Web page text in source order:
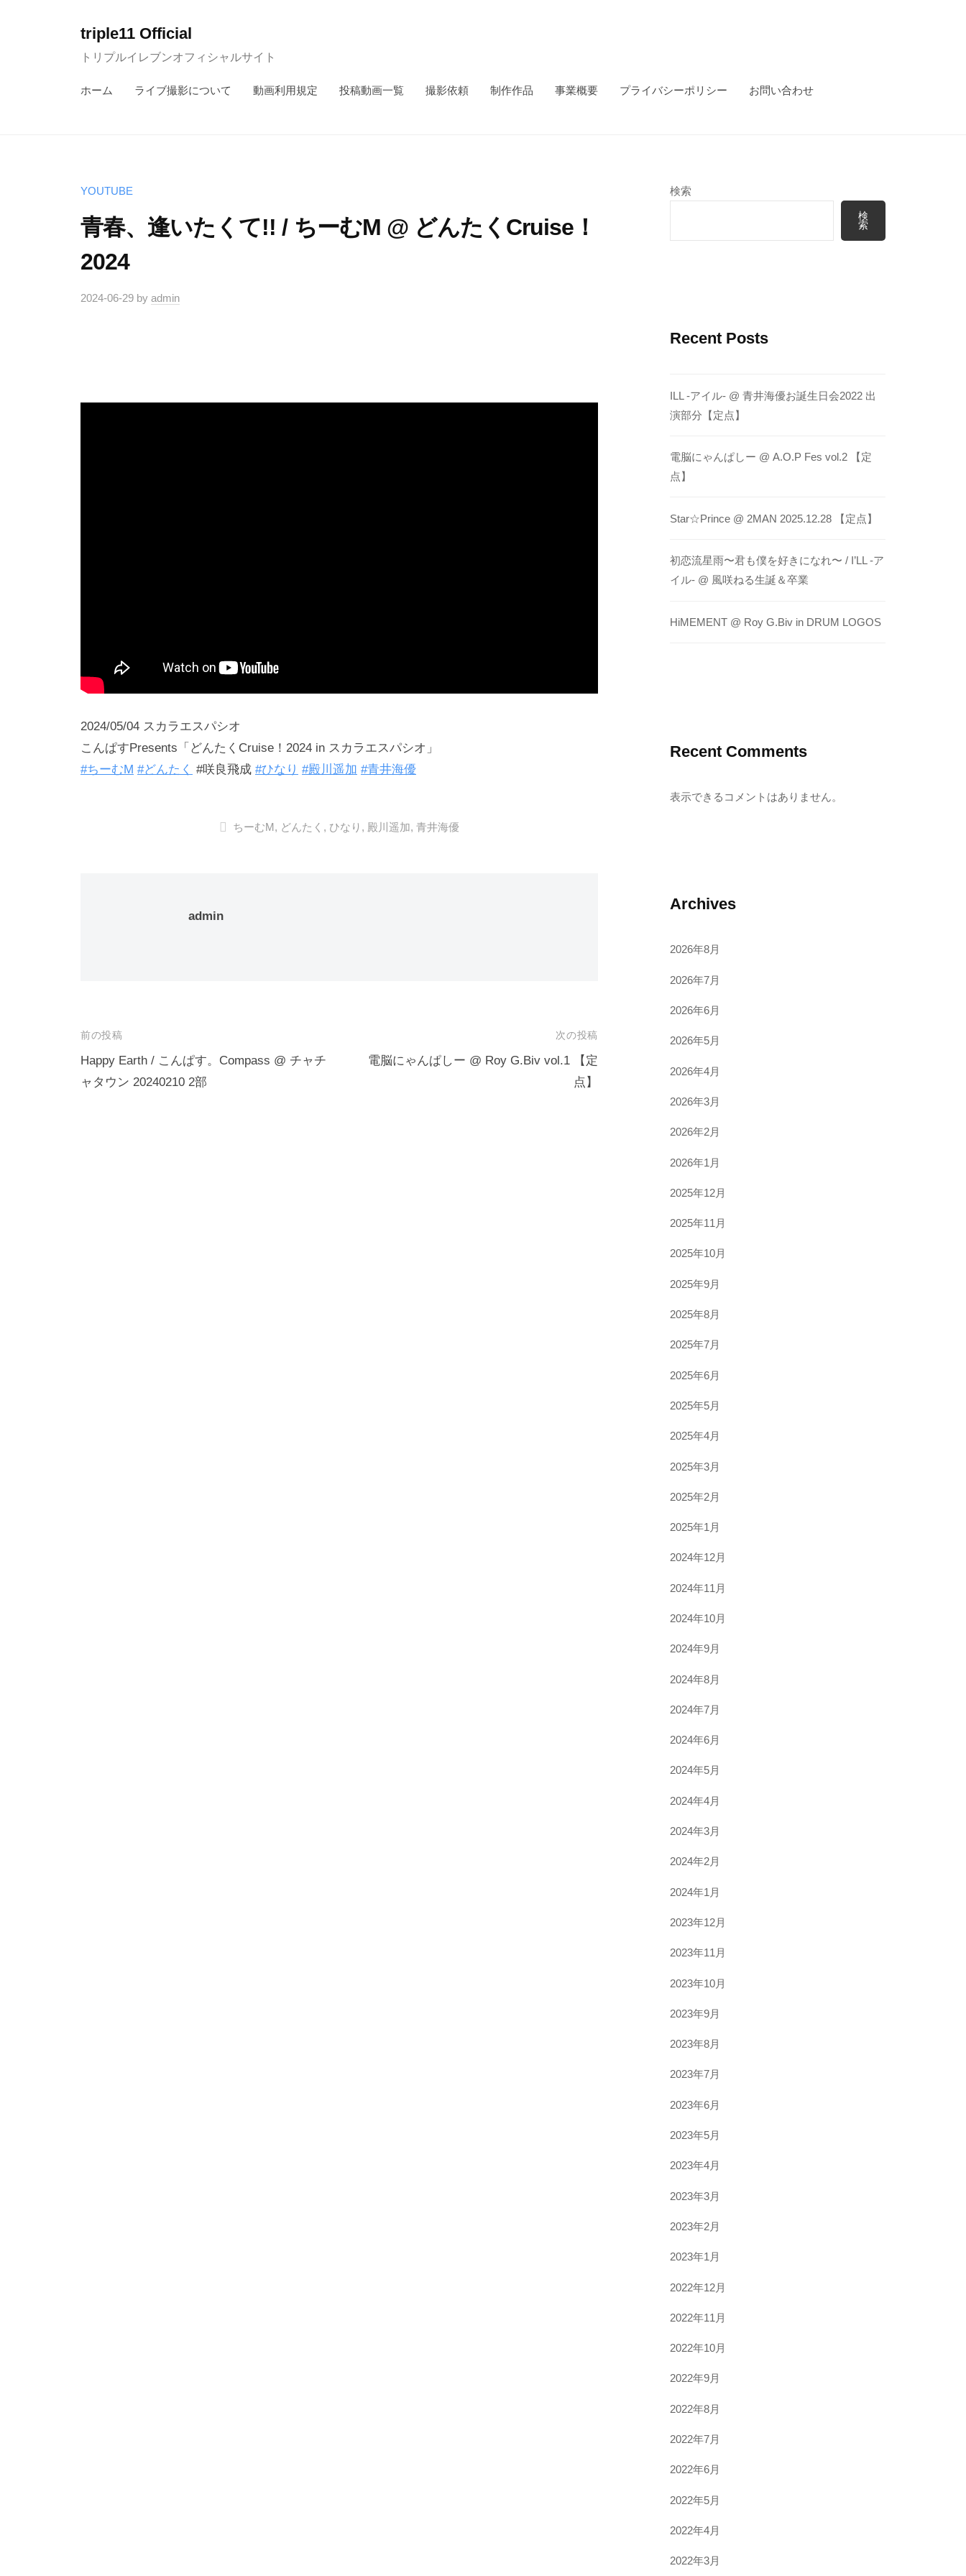
triple11 Official
トリプルイレブンオフィシャルサイト
ホーム ライブ撮影について 動画利用規定 投稿動画一覧 撮影依頼 制作作品 事業概要 プライバシーポリシー お問い合わせ
YOUTUBE
青春、逢いたくて!! / ちーむM @ どんたくCruise！
2024
2024-06-29 by admin
2024/05/04 スカラエスパシオ
こんぱすPresents「どんたくCruise！2024 in スカラエスパシオ」
#ちーむM #どんたく #‎咲良飛成 #ひなり #殿川遥加 #青井海優
ちーむM, どんたく , ひなり , 殿川遥加, 青井海優
admin
投
稿
ナ
前の投稿
Happy Earth / こんぱす。Compass @ チャチ
ャタウン 20240210 2部
次の投稿
電脳にゃんぱしー @ Roy G.Biv vol.1 【定
点】
検索
検
索
Recent Posts
ILL -アイル- @ 青井海優お誕生日会2022 出
演部分【定点】
電脳にゃんぱしー @ A.O.P Fes vol.2 【定
点】
Star☆Prince @ 2MAN 2025.12.28 【定点】
初恋流星雨〜君も僕を好きになれ〜 / I’LL -ア
イル- @ 風咲ねる生誕＆卒業
HiMEMENT @ Roy G.Biv in DRUM LOGOS
Recent Comments
表示できるコメントはありません。
Archives
2026年8月
2026年7月
2026年6月
2026年5月
2026年4月
2026年3月
2026年2月
2026年1月
2025年12月
2025年11月
2025年10月
2025年9月
2025年8月
2025年7月
2025年6月
2025年5月
2025年4月
2025年3月
2025年2月
2025年1月
2024年12月
2024年11月
2024年10月
2024年9月
2024年8月
2024年7月
2024年6月
2024年5月
2024年4月
2024年3月
2024年2月
2024年1月
2023年12月
2023年11月
2023年10月
2023年9月
2023年8月
2023年7月
2023年6月
2023年5月
2023年4月
2023年3月
2023年2月
2023年1月
2022年12月
2022年11月
2022年10月
2022年9月
2022年8月
2022年7月
2022年6月
2022年5月
2022年4月
2022年3月